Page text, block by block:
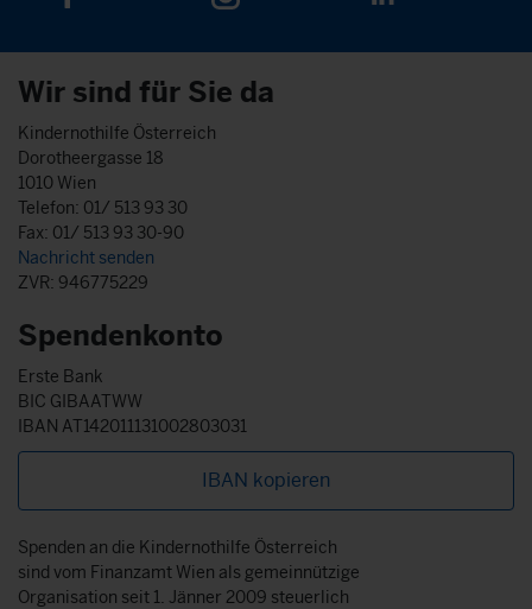
Wir sind für Sie da
Kindernothilfe Österreich
Dorotheergasse 18
1010 Wien
Telefon: 01/ 513 93 30
Fax: 01/ 513 93 30-90
Nachricht senden
ZVR: 946775229
Spendenkonto
Erste Bank
BIC GIBAATWW
IBAN AT142011131002803031
IBAN kopieren
Spenden an die Kindernothilfe Österreich
sind vom Finanzamt Wien als gemeinnützige
Organisation seit 1. Jänner 2009 steuerlich